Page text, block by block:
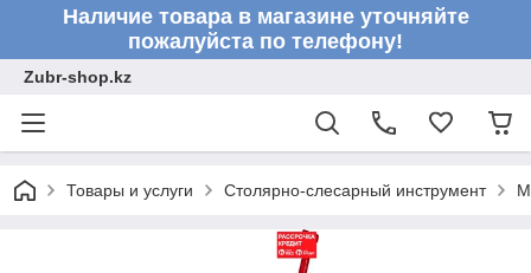
Наличие товара в магазине уточняйте
пожалуйста по телефону!
Zubr-shop.kz
Товары и услуги Столярно-слесарный инструмент